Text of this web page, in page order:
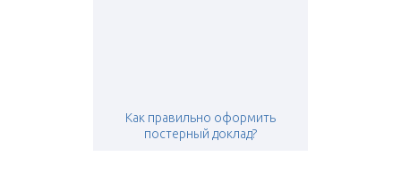
Как правильно оформить
постерный доклад?